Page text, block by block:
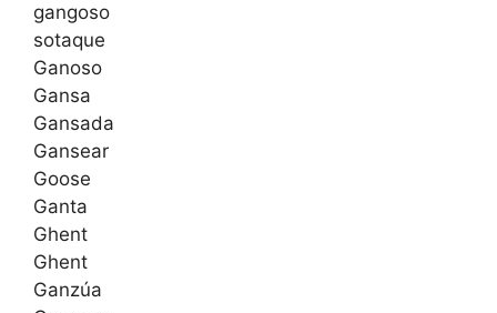
gangoso
sotaque
Ganoso
Gansa
Gansada
Gansear
Goose
Ganta
Ghent
Ghent
Ganzúa